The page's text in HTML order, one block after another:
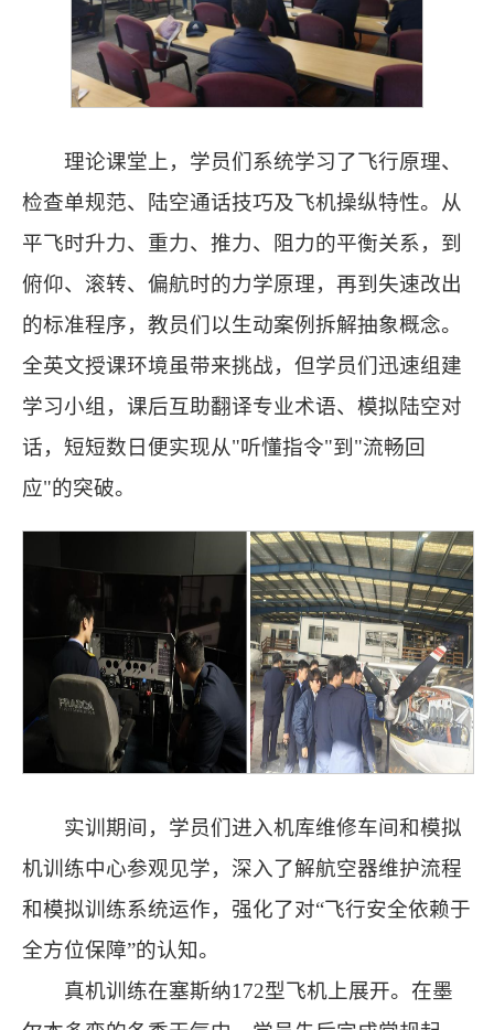
理论课堂上，学员们系统学习了飞行原理、
检查单规范、陆空通话技巧及飞机操纵特性。从
平飞时升力、重力、推力、阻力的平衡关系，到
俯仰、滚转、偏航时的力学原理，再到失速改出
的标准程序，教员们以生动案例拆解抽象概念。
全英文授课环境虽带来挑战，但学员们迅速组建
学习小组，课后互助翻译专业术语、模拟陆空对
话，短短数日便实现从"听懂指令"到"流畅回
应"的突破。
实训期间，学员们进入机库维修车间和模拟
机训练中心参观见学，深入了解航空器维护流程
和模拟训练系统运作，强化了对“飞行安全依赖于
全方位保障”的认知。
真机训练在塞斯纳172型飞机上展开。在墨